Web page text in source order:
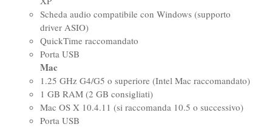
Scheda audio compatibile con Windows (supporto
driver ASIO)
QuickTime raccomandato
Porta USB
Mac
1.25 GHz G4/G5 o superiore (Intel Mac raccomandato)
1 GB RAM (2 GB consigliati)
Mac OS X 10.4.11 (si raccomanda 10.5 o successivo)
Porta USB